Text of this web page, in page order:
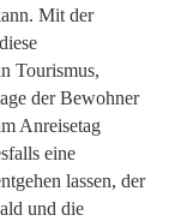
Mit der
Tourismus,
der Bewohner
Anreisetag
eine
lassen, der
und die